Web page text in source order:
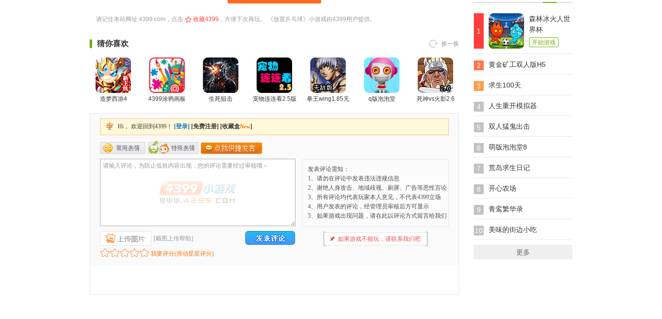
请记住本站网址 4399.com ，点击 收藏4399 ，方便下次再玩。 《放置乒乓球》小游戏由4399用户提供。
猜你喜欢 换一换
造梦西游4 4399涂鸦画板 生死狙击 宠物连连看2.5版
拳王wing1.85无
q版泡泡堂 死神vs火影2.6
1
森林冰火人世
界杯
开始游戏
2 黄金矿工双人版H5
3 求生100天
4 人生重开模拟器
5 双人猛鬼出击
6 萌版泡泡堂8
7 荒岛求生日记
8 开心农场
9 青鸾繁华录
10 美味的街边小吃
更多